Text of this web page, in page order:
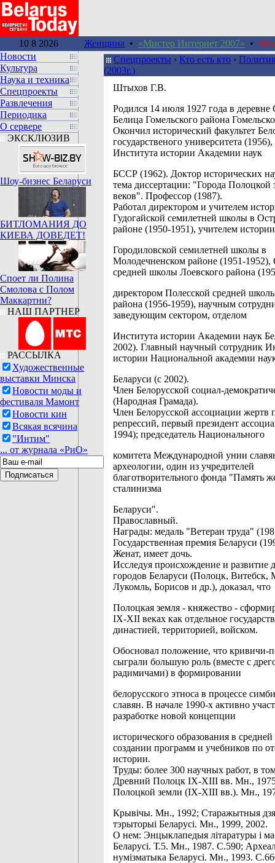
10 8 2026 Женщина • «Мистер Интернет 2007» • Кто
Новости
Культура
Наука и техника
Спецпроекты
Развлечения
Периодика
О сервере
ЭКСКЛЮЗИВ
Шоу-бизнес Беларуси
БИТЛОМАНИЯ ДО
КИЕВА ДОВЕДЕТ!
Споет ли Полина
Смолова с Полом
Маккартни?
НАШ ПАРТНЕР
РАССЫЛКА
Художественные
выставки Минска
Новости моды и
фестиваля Мамонт
Новости кин
Всякая всячина
"Интим"
... от журнала «РиО»
Спецпроекты › Кто есть кто ›
(2003г.)
Штыхов Г.В.
Родился 14 июля 1927 года в деревне
Белица Гомельского района
Окончил исторический факультет
государственого университета
Института истории Академии наук
БССР (1962). Доктор исторических
тема диссертации: "Города Полоцкой
веков". Профессор (1987).
Работал директором и учителем
Гудогайской семилетней школы в
районе (1950-1951), учителем истории
Городиловской семилетней школы в
Молодечненском районе (1951-1952),
средней школы Лоевского района
директором Полесской средней
района (1956-1959), научным
заведующим сектором, отделом
Института истории Академии наук
2002). Главный научный сотрудник
истории Национальной академии
Беларуси (с 2002).
Член Белорусской социал-
(Народная Грамада).
Член Белорусской ассоциации жертв
репрессий, первый президент
1994); председатель Национального
комитета Международной унии
археологии, один из учредителей
благотворительного фонда "Память
сталинизма
Беларуси".
Православный.
Награды: медаль "Ветеран труда"
Государственная премия Беларуси
Женат, имеет дочь.
Исследуя происхождение и развитие
городов Беларуси (Полоцк, Витебск,
Лукомль, Борисов и др.), доказал, что
Полоцкая земля - княжество -
ІХ-ХІІ веках как отдельное
династией, территорией, войском.
Обосновал положение, что кривичи-
сыграли большую роль (вместе с
радимичами) в формировании
белорусского этноса в процессе
славян. В начале 1990-х активно
разработке новой концепции
исторического образования в
создании программ и учебников по
истории.
Труды: более 300 научных работ, в
Древний Полоцк ІХ-ХІІІ вв. Мн.,
Полоцкой земли (ІХ-ХІІІ вв.). Мн.,
Крывічы. Мн., 1992; Старажытныя
тэрыторыі Беларусі. Мн., 1999, 2002.
О нем: Энцыклапедыя літаратуры і
Беларусі. Т.5. Мн., 1987. С.590;
нумізматыка Беларусі. Мн., 1993.